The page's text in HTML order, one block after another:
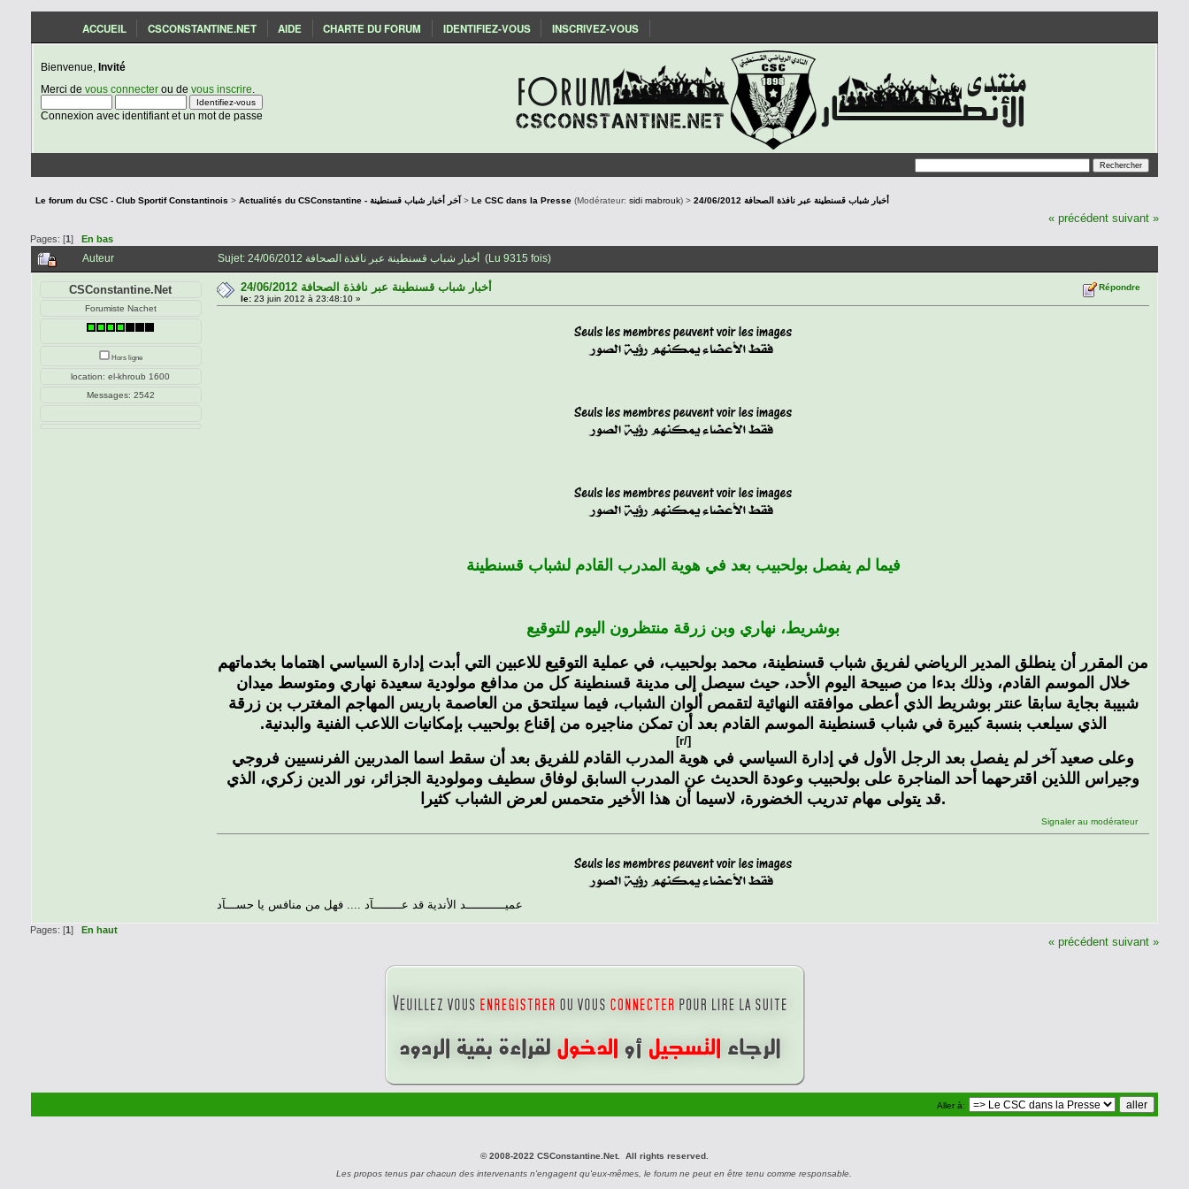
ACCUEIL CSCONSTANTINE.NET AIDE CHARTE DU FORUM IDENTIFIEZ-VOUS INSCRIVEZ-VOUS
Bienvenue, Invité
Merci de vous connecterou de vous inscrire
Connexion avec identifiant et un mot de passe
Le forum du CSC - Club Sportif Constantinois > Actualités du CSConstantine - آخر أخبار شباب قسنطينة >Le CSC dans la Presse (Modérateur:sidi mabrouk) > أخبار شباب قسنطينة عبر نافذة الصحافة 24/06/2012
« précédent suivant »
Pages: [1] En bas
Auteur Sujet: أخبار شباب قسنطينة عبر نافذة الصحافة 24/06/2012 (Lu 9315 fois)
CSConstantine.Net
Forumiste Nachet
Hors ligne
location: el-khroub 1600
Messages: 2542
أخبار شباب قسنطينة عبر نافذة الصحافة 24/06/2012
le:23 juin 2012 à 23:48:10 »
Répondre
فيما لم يفصل بولحبيب بعد في هوية المدرب القادم لشباب قسنطينة
بوشريط، نهاري وبن زرقة منتظرون اليوم للتوقيع
من المقرر أن ينطلق المدير الرياضي لفريق شباب قسنطينة، محمد بولحبيب، في عملية التوقيع للاعبين التي أبدت إدارة السياسي اهتماما بخدماتهم
خلال الموسم القادم، وذلك بدءا من صبيحة اليوم الأحد، حيث سيصل إلى مدينة قسنطينة كل من مدافع مولودية سعيدة نهاري ومتوسط ميدان
شبيبة بجاية سابقا عنتر بوشريط الذي أعطى موافقته النهائية لتقمص ألوان الشباب، فيما سيلتحق من العاصمة باريس المهاجم المغترب بن زرقة
الذي سيلعب بنسبة كبيرة في شباب قسنطينة الموسم القادم بعد أن تمكن مناجيره من إقناع بولحبيب بإمكانيات اللاعب الفنية والبدنية.
[/r]
وعلى صعيد آخر لم يفصل بعد الرجل الأول في إدارة السياسي في هوية المدرب القادم للفريق بعد أن سقط اسما المدربين الفرنسيين فروجي
وجيراس اللذين اقترحهما أحد المناجرة على بولحبيب وعودة الحديث عن المدرب السابق لوفاق سطيف ومولودية الجزائر، نور الدين زكري، الذي
قد يتولى مهام تدريب الخضورة، لاسيما أن هذا الأخير متحمس لعرض الشباب كثيرا.
Signaler au modérateur
عميـــــــــــد الأندية قد عــــــــآد .... فهل من منافس يا حســـآد
Pages: [1 ] En haut
« précédent suivant »
Aller à:
© 2008-2022 CSConstantine.Net. All rights reserved.
Les propos tenus par chacun des intervenants n'engagent qu'eux-mêmes, le forum ne peut en être tenu comme responsable.